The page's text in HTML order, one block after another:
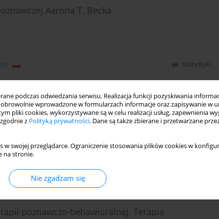
podczas odwiedzania serwisu. Realizacja funkcji pozyskiwania
wprowadzone w formularzach informacje oraz zapisywanie w
pliki cookies, wykorzystywane są w celu realizacji usług, zapewnienia
z Polityką prywatności. Dane są także zbierane i przetwarzane
w swojej przeglądarce. Ograniczenie stosowania plików cookies w
na stronie.
Nie zgadzam się
Aarona T. Becka
Statystyki
behawioralnej. Terapia schematów
poznawczo-behawioralnej. Terapia